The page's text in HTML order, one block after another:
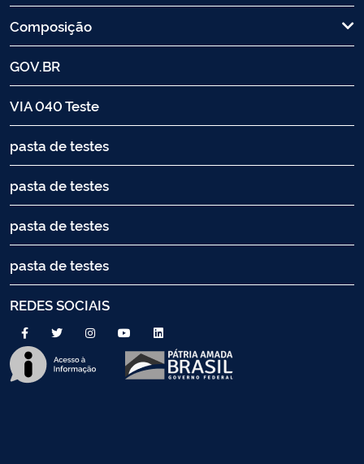
Composição
GOV.BR
VIA 040 Teste
pasta de testes
pasta de testes
pasta de testes
pasta de testes
REDES SOCIAIS